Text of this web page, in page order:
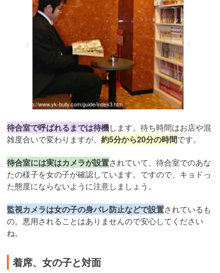
http://www.yk-bully.com/guide/index3.htm
待合室で呼ばれるまでは待機します。待ち時間はお店や混
雑度合いで変わりますが、 約5分から20分の時間です。
待合室には実はカメラが設置されていて、待合室でのあな
たの様子を女の子が確認しています。ですので、キョドっ
た態度にならないように注意しましょう。
監視カメラは女の子の身バレ防止などで設置されているも
の。悪用されることはありませんので安心してください
ね。
着席、女の子と対面